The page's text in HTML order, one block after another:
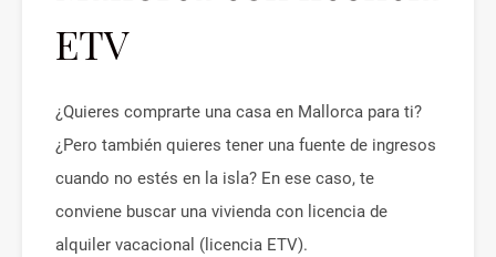
ETV
¿Quieres comprarte una casa en Mallorca para ti?
¿Pero también quieres tener una fuente de ingresos
cuando no estés en la isla? En ese caso, te
conviene buscar una vivienda con licencia de
alquiler vacacional (licencia ETV).